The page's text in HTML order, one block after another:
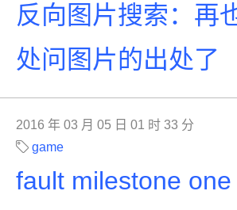
反向图片搜索：再
处问图片的出处了
2016 年 03 月 05 日 01 时 33 分
game
fault milestone one